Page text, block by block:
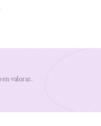
en valorar.